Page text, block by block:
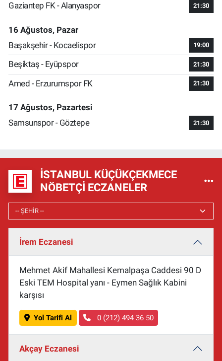
Gaziantep FK - Alanyaspor 21:30
16 Ağustos, Pazar
Başakşehir - Kocaelispor
19:00
Beşiktaş - Eyüpspor 21:30
Amed - Erzurumspor FK 21:30
17 Ağustos, Pazartesi
Samsunspor - Göztepe
21:30
İSTANBUL KÜÇÜKÇEKMECE
NÖBETÇI ECZANELER
İrem Eczanesi
Mehmet Akif Mahallesi Kemalpaşa Caddesi 90 D
Eski TEM Hospital yanı - Eymen Sağlık Kabini
karşısı
Yol Tarifi Al 0 (212) 494 36 50
Akçay Eczanesi